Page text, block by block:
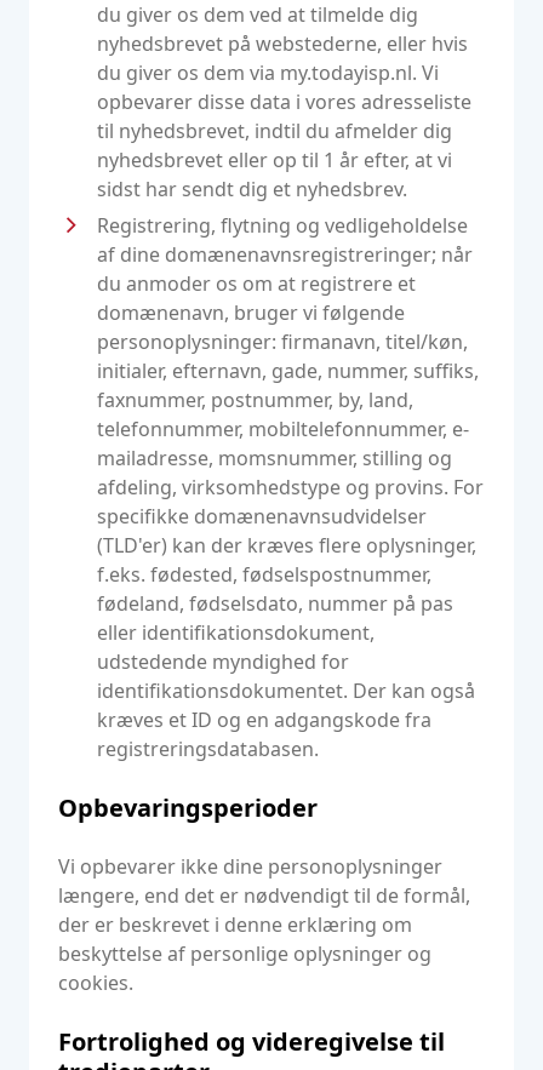
du giver os dem ved at tilmelde dig
nyhedsbrevet på webstederne, eller hvis
du giver os dem via my.todayisp.nl. Vi
opbevarer disse data i vores adresseliste
til nyhedsbrevet, indtil du afmelder dig
nyhedsbrevet eller op til 1 år efter, at vi
sidst har sendt dig et nyhedsbrev.
Registrering, flytning og vedligeholdelse
af dine domænenavnsregistreringer; når
du anmoder os om at registrere et
domænenavn, bruger vi følgende
personoplysninger: firmanavn, titel/køn,
initialer, efternavn, gade, nummer, suffiks,
faxnummer, postnummer, by, land,
telefonnummer, mobiltelefonnummer, e-
mailadresse, momsnummer, stilling og
afdeling, virksomhedstype og provins. For
specifikke domænenavnsudvidelser
(TLD'er) kan der kræves flere oplysninger,
f.eks. fødested, fødselspostnummer,
fødeland, fødselsdato, nummer på pas
eller identifikationsdokument,
udstedende myndighed for
identifikationsdokumentet. Der kan også
kræves et ID og en adgangskode fra
registreringsdatabasen.
Opbevaringsperioder
Vi opbevarer ikke dine personoplysninger
længere, end det er nødvendigt til de formål,
der er beskrevet i denne erklæring om
beskyttelse af personlige oplysninger og
cookies.
Fortrolighed og videregivelse til